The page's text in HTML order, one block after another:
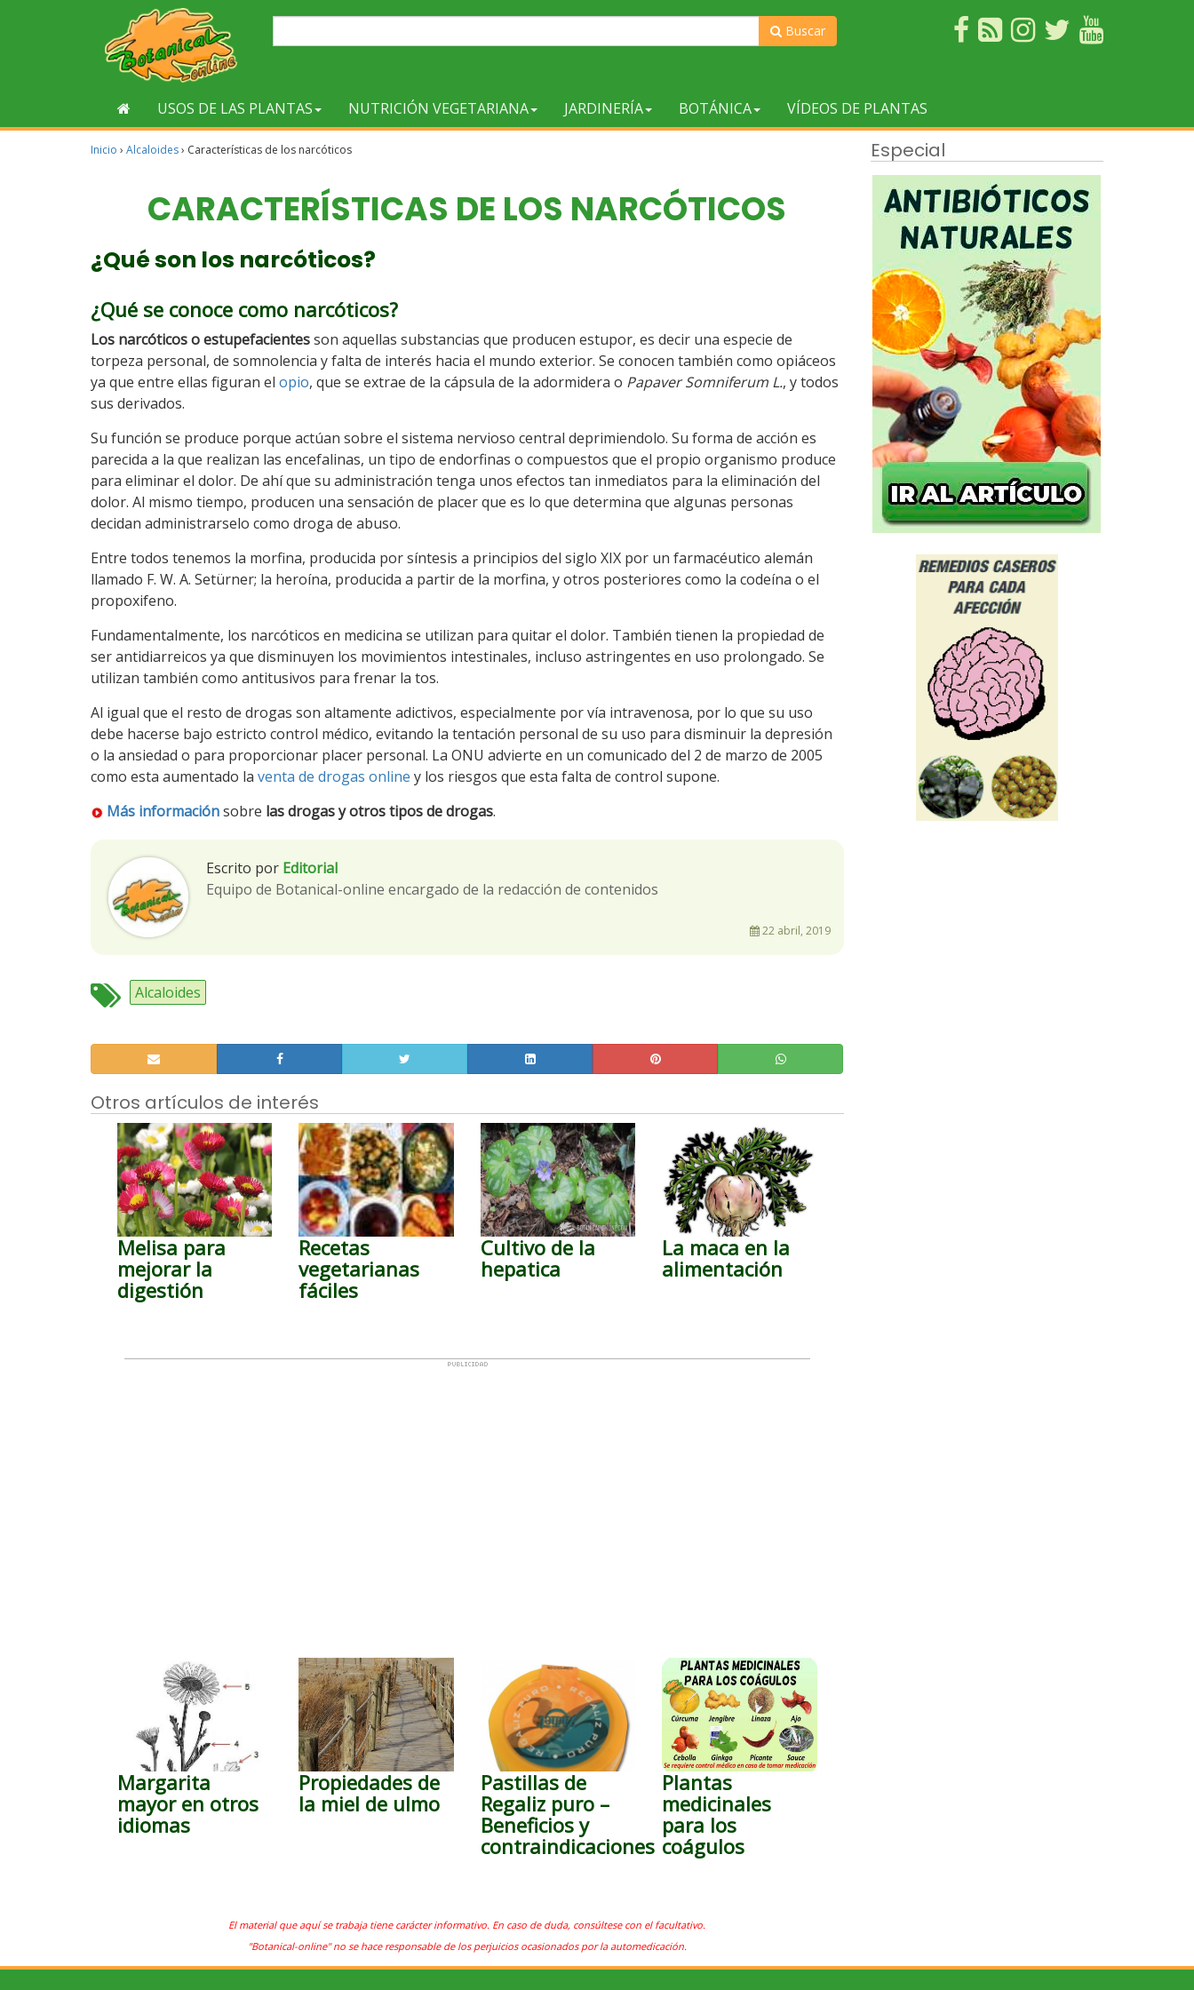
Buscar
USOS DE LAS PLANTAS NUTRICIÓN VEGETARIANA JARDINERÍA BOTÁNICA VÍDEOS DE PLANTAS
Inicio › Alcaloides› Características de los narcóticos
CARACTERÍSTICAS DE LOS NARCÓTICOS
¿Qué son los narcóticos?
¿Qué se conoce como narcóticos?
Los narcóticos o estupefacientesson aquellas substancias que producen estupor, es decir una especie de
torpeza personal, de somnolencia y falta de interés hacia el mundo exterior. Se conocen también como opiáceos
ya que entre ellas figuran el opio, que se extrae de la cápsula de la adormidera o Papaver Somniferum L., y todos
sus derivados.
Su función se produce porque actúan sobre el sistema nervioso central deprimiendolo. Su forma de acción es
parecida a la que realizan las encefalinas, un tipo de endorfinas o compuestos que el propio organismo produce
para eliminar el dolor. De ahí que su administración tenga unos efectos tan inmediatos para la eliminación del
dolor. Al mismo tiempo, producen una sensación de placer que es lo que determina que algunas personas
decidan administrarselo como droga de abuso.
Entre todos tenemos la morfina, producida por síntesis a principios del siglo XIX por un farmacéutico alemán
llamado F. W. A. Setürner; la heroína, producida a partir de la morfina, y otros posteriores como la codeína o el
propoxifeno.
Fundamentalmente, los narcóticos en medicina se utilizan para quitar el dolor. También tienen la propiedad de
ser antidiarreicos ya que disminuyen los movimientos intestinales, incluso astringentes en uso prolongado. Se
utilizan también como antitusivos para frenar la tos.
Al igual que el resto de drogas son altamente adictivos, especialmente por vía intravenosa, por lo que su uso
debe hacerse bajo estricto control médico, evitando la tentación personal de su uso para disminuir la depresión
o la ansiedad o para proporcionar placer personal. La ONU advierte en un comunicado del 2 de marzo de 2005
como esta aumentado la venta de drogas online y los riesgos que esta falta de control supone.
Más informaciónsobre las drogas y otros tipos de drogas.
Escrito por Editorial
Equipo de Botanical-online encargado de la redacción de contenidos
22 abril, 2019
Alcaloides
Otros artículos de interés
Melisa para
mejorar la
digestión
Recetas
vegetarianas
fáciles
Cultivo de la
hepatica
La maca en la
alimentación
Margarita
mayor en otros
idiomas
Propiedades de
la miel de ulmo
Pastillas de
Regaliz puro –
Beneficios y
contraindicaciones
Plantas
medicinales
para los
coágulos
El material que aquí se trabaja tiene carácter informativo. En caso de duda, consúltese con el facultativo.
"Botanical-online" no se hace responsable de los perjuicios ocasionados por la automedicación.
Especial